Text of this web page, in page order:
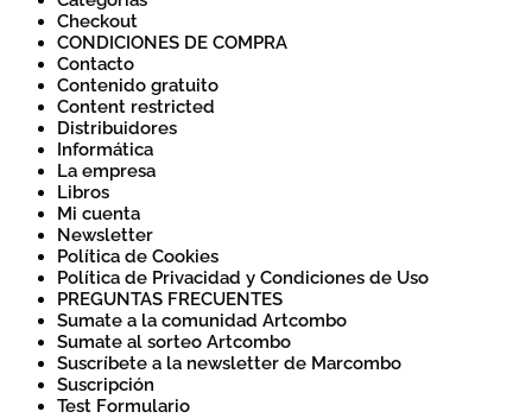
Checkout
CONDICIONES DE COMPRA
Contacto
Contenido gratuito
Content restricted
Distribuidores
Informática
La empresa
Libros
Mi cuenta
Newsletter
Política de Cookies
Política de Privacidad y Condiciones de Uso
PREGUNTAS FRECUENTES
Sumate a la comunidad Artcombo
Sumate al sorteo Artcombo
Suscríbete a la newsletter de Marcombo
Suscripción
Test Formulario